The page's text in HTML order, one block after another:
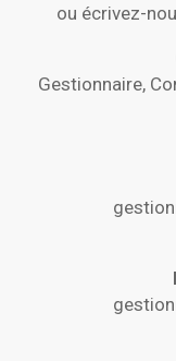
ou écrivez-
Gestionnaire,